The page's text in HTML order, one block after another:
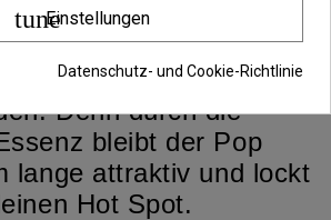
halten sie perfekt
Können aber
Haar unter deinen Haken
Denn durch die
bleibt der Pop
lange attraktiv und lockt
Hot Spot.
tuneEinstellungen
Datenschutz- und Cookie-Richtlinie